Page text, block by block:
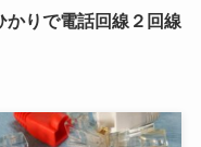
かりで電話回線２回線